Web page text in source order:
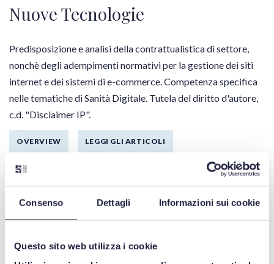
Consenso Dettagli Informazioni sui cookie
Questo sito web utilizza i cookie
Nuove Tecnologie
Predisposizione e analisi della contrattualistica di settore,
nonchè degli adempimenti normativi per la gestione dei siti
internet e dei sistemi di e-commerce. Competenza specifica
nelle tematiche di Sanità Digitale. Tutela del diritto d'autore,
c.d. "Disclaimer IP".
OVERVIEW LEGGI GLI ARTICOLI
TUTTI I CONVEGNI
Lavoro
Consulenza giudiziale e stragiudiziale per le problematiche